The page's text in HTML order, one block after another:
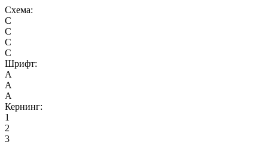
Схема:
C
C
C
C
Шрифт:
A
A
A
Кернинг:
1
2
3